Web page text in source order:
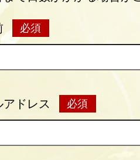
アドレス